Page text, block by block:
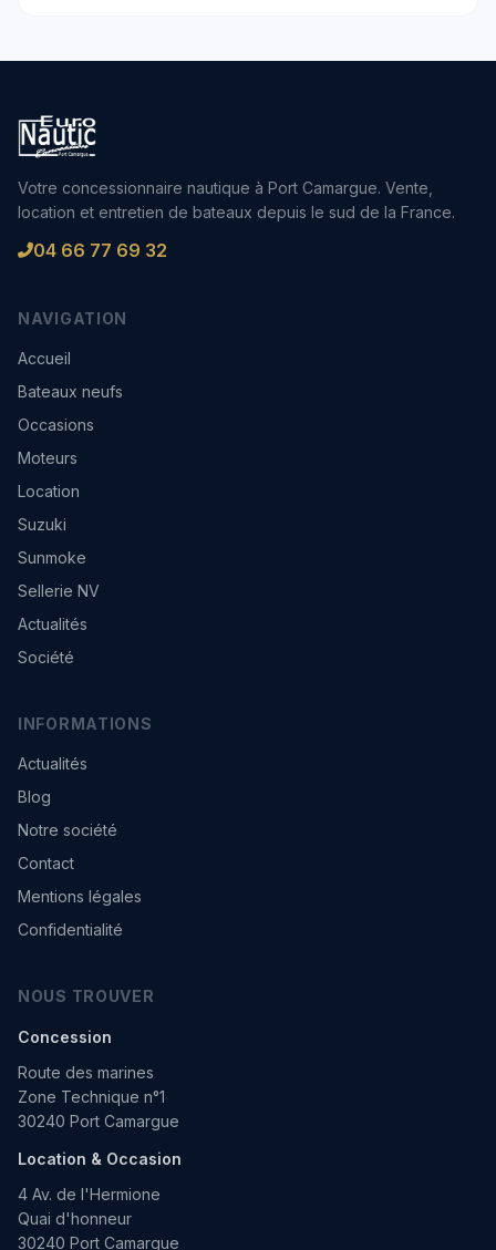
Votre concessionnaire nautique à Port Camargue. Vente,
location et entretien de bateaux depuis le sud de la France.
04 66 77 69 32
NAVIGATION
Accueil
Bateaux neufs
Occasions
Moteurs
Location
Suzuki
Sunmoke
Sellerie NV
Actualités
Société
INFORMATIONS
Actualités
Blog
Notre société
Contact
Mentions légales
Confidentialité
NOUS TROUVER
Concession
Route des marines
Zone Technique n°1
30240 Port Camargue
Location & Occasion
4 Av. de l'Hermione
Quai d'honneur
30240 Port Camargue